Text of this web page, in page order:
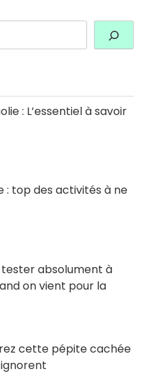
: L’essentiel à savoir
: top des activités à ne
absolument à
on vient pour la
cette pépite cachée